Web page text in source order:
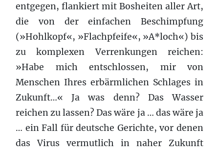
entgegen, flankiert mit Bosheiten aller Art,
die von der einfachen Beschimpfung
(»Hohlkopf«, »Flachpfeife«, »A*loch«) bis
zu komplexen Verrenkungen reichen:
»Habe mich entschlossen, mir von
Menschen Ihres erbärmlichen Schlages in
Zukunft…« Ja was denn? Das Wasser
reichen zu lassen? Das wäre ja … das wäre ja
… ein Fall für deutsche Gerichte, vor denen
das Virus vermutlich in naher Zukunft